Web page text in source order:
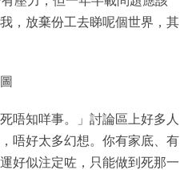
，放棄份工去睇呢個世界，其
唔知咩事。」討論區上好多人
唔好太多幻想。你有家底、有
好似注定咗，只能做到死那一